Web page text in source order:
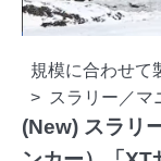
規模に合わせて
スラリー／マ
(New) スラリ